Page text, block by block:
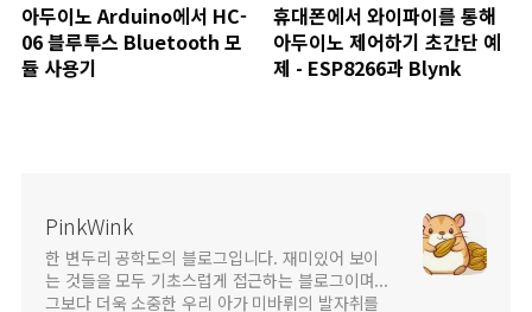
아두이노 Arduino에서 HC-
06 블루투스 Bluetooth 모
듈 사용기
휴대폰에서 와이파이를 통해
아두이노 제어하기 초간단 예
제 - ESP8266과 Blynk
PinkWink
한 변두리 공학도의 블로그입니다. 재미있어 보이
는 것들을 모두 기초스럽게 접근하는 블로그이며...
그보다 더욱 소중한 우리 아가 미바뤼의 발자취를